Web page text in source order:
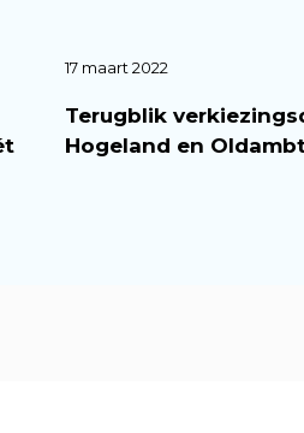
17 maart 2022
Terugblik
Hogeland en